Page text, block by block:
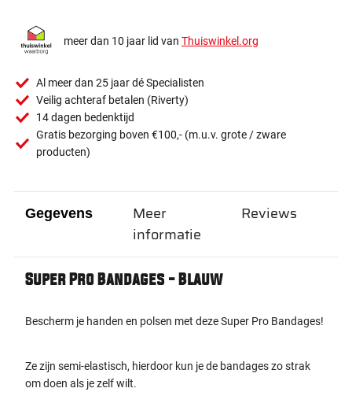
meer dan 10 jaar lid van Thuiswinkel.org
Al meer dan 25 jaar dé Specialisten
Veilig achteraf betalen (Riverty)
14 dagen bedenktijd
Gratis bezorging boven €100,- (m.u.v. grote / zware
producten)
Gegevens
Super Pro Bandages - Blauw
Bescherm je handen en polsen met deze Super Pro Bandages!
Ze zijn semi-elastisch, hierdoor kun je de bandages zo strak
om doen als je zelf wilt.
Meer
informatie
Reviews